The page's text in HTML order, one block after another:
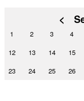
<
1 2 3 4
12
13 14 15
23
24 25 26